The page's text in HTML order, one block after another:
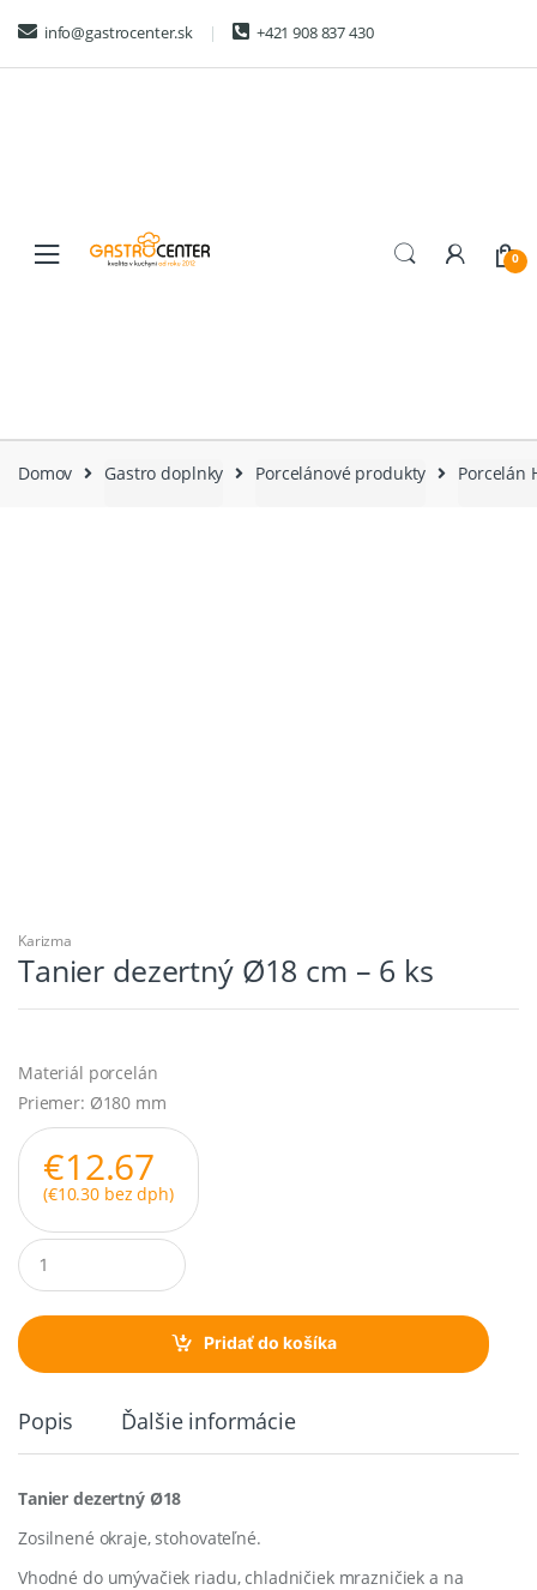
navigation
content
info@gastrocenter.sk +421 908 837 430
0
Domov Gastro doplnky Porcelánové produkty Porcelán
Karizma
Tanier dezertný Ø18 cm – 6 ks
Materiál porcelán
Priemer: Ø180 mm
€12.67
(€10.30 bez dph)
Q
u
a
t
i
Pridať do košíka
Popis Ďalšie informácie
Tanier dezertný Ø18
Zosilnené okraje, stohovateľné.
Vhodné do umývačiek riadu, chladničiek mrazničiek a na